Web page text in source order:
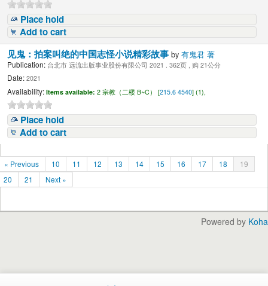
Place hold
Add to cart
见鬼：拍案叫绝的中国志怪小说精彩故事by有鬼君 著
Publication: 台北市 远流出版事业股份有限公司 2021 . 362页 , 购 21公分
Date: 2021
Availability: Items available: 2 宗教（二楼 B~C） [215.6 4540] (1),
Place hold
Add to cart
« Previous 10 11 12 13 14 15 16 17 18
19
20
21 Next »
Powered by Koha